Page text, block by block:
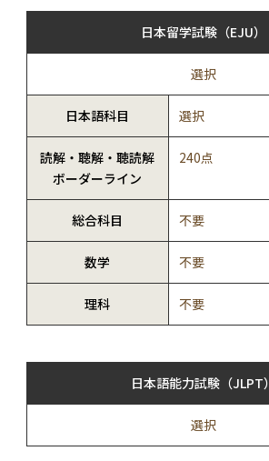
日本留学試験（EJU）
選択
日本語科目 選択
読解・聴解・聴読解
ボーダーライン
240点
総合科目 不要
数学 不要
理科 不要
日本語能力試験（JLPT）
選択